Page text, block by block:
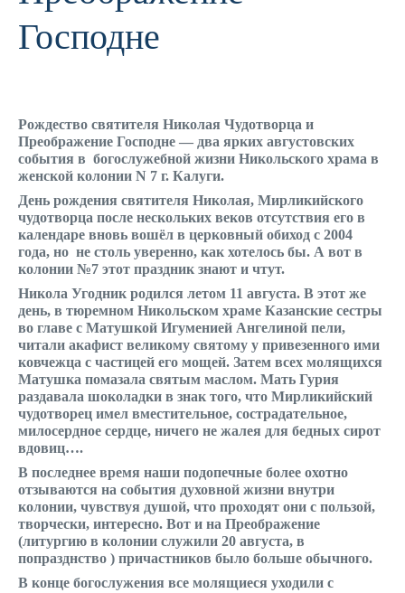
Господне
Рождество святителя Николая Чудотворца и
Преображение Господне — два ярких августовских
события в богослужебной жизни Никольского храма в
женской колонии N 7 г. Калуги.
День рождения святителя Николая, Мирликийского
чудотворца после нескольких веков отсутствия его в
календаре вновь вошёл в церковный обиход с 2004
года, но не столь уверенно, как хотелось бы. А вот в
колонии №7 этот праздник знают и чтут.
Никола Угодник родился летом 11 августа. В этот же
день, в тюремном Никольском храме Казанские сестры
во главе с Матушкой Игуменией Ангелиной пели,
читали акафист великому святому у привезенного ими
ковчежца с частицей его мощей. Затем всех молящихся
Матушка помазала святым маслом. Мать Гурия
раздавала шоколадки в знак того, что Мирликийский
чудотворец имел вместительное, сострадательное,
милосердное сердце, ничего не жалея для бедных сирот
вдовиц….
В последнее время наши подопечные более охотно
отзываются на события духовной жизни внутри
колонии, чувствуя душой, что проходят они с пользой,
творчески, интересно. Вот и на Преображение
(литургию в колонии служили 20 августа, в
попразднство ) причастников было больше обычного.
В конце богослужения все молящиеся уходили с